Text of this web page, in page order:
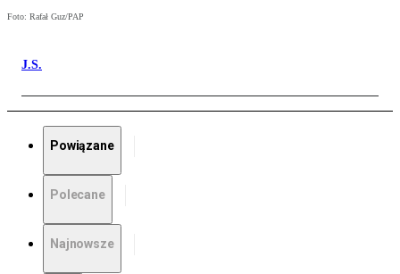
Foto: Rafał Guz/PAP
J.S.
Powiązane
Polecane
Najnowsze